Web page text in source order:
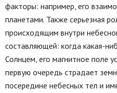
факторы: например, его
планетами. Также серьезная
происходящим внутри
составляющей: когда какая-
Солнцем, его магнитное поле
первую очередь страдает
посередине небесных тел и